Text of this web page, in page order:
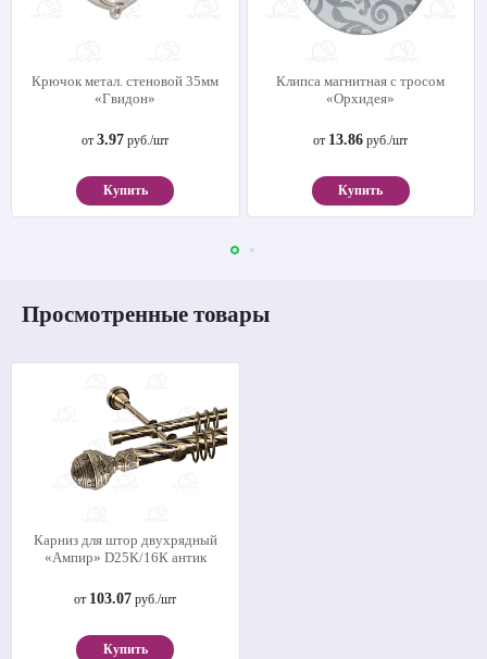
Крючок метал. стеновой 35мм
«Гвидон»
от3.97 руб./шт
Купить
Клипса магнитная с тросом
«Орхидея»
от 13.86 руб./шт
Купить
Просмотренные товары
Карниз для штор двухрядный
«Ампир» D25К/16К антик
от 103.07 руб./шт
Купить